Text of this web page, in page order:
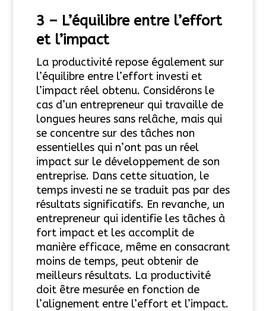
3 – L’équilibre entre l’effort
et l’impact
La productivité repose également sur
l’équilibre entre l’effort investi et
l’impact réel obtenu. Considérons le
cas d’un entrepreneur qui travaille de
longues heures sans relâche, mais qui
se concentre sur des tâches non
essentielles qui n’ont pas un réel
impact sur le développement de son
entreprise. Dans cette situation, le
temps investi ne se traduit pas par des
résultats significatifs. En revanche, un
entrepreneur qui identifie les tâches à
fort impact et les accomplit de
manière efficace, même en consacrant
moins de temps, peut obtenir de
meilleurs résultats. La productivité
doit être mesurée en fonction de
l’alignement entre l’effort et l’impact.